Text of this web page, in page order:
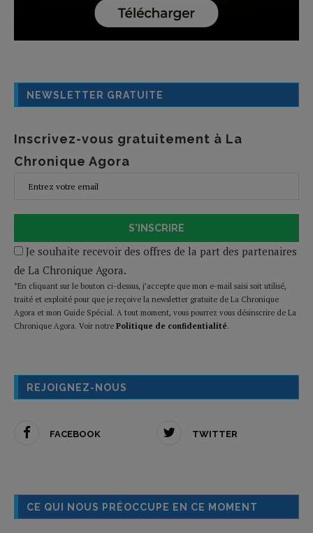
NEWSLETTER GRATUITE
Inscrivez-vous gratuitement à La
Chronique Agora
S'INSCRIRE
Je souhaite recevoir des offres de la part des partenaires
de La Chronique Agora.
*En cliquant sur le bouton ci-dessus, j’accepte que mon e-mail saisi soit utilisé,
traité et exploité pour que je reçoive la newsletter gratuite de La Chronique
Agora et mon Guide Spécial. A tout moment, vous pourrez vous désinscrire de La
Chronique Agora. Voir notre Politique de confidentialité.
REJOIGNEZ-NOUS
FACEBOOK TWITTER
CE QUI NOUS PRÉOCCUPE EN CE MOMENT